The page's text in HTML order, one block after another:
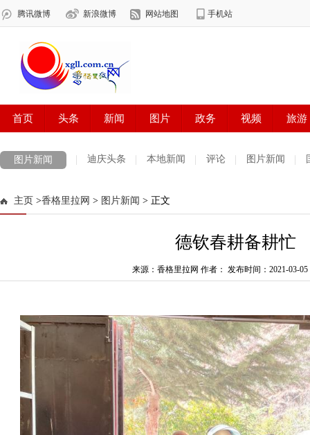
图片新闻 迪庆头条 本地新闻 评论 图片新闻
主页 >香格里拉网 > 图片新闻 > 正文
德钦春耕备耕忙
来源：香格里拉网 作者： 发布时间：2021-03-05